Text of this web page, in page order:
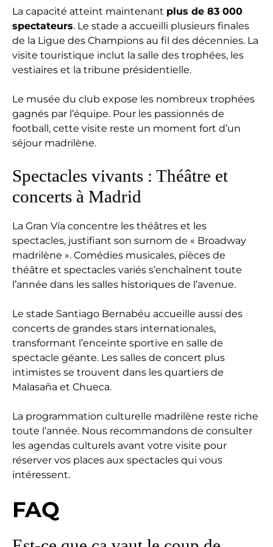
La capacité atteint maintenant plus de 83 000
spectateurs. Le stade a accueilli plusieurs finales
de la Ligue des Champions au fil des décennies. La
visite touristique inclut la salle des trophées, les
vestiaires et la tribune présidentielle.
Le musée du club expose les nombreux trophées
gagnés par l’équipe. Pour les passionnés de
football, cette visite reste un moment fort d’un
séjour madrilène.
Spectacles vivants : Théâtre et
concerts à Madrid
La Gran Vía concentre les théâtres et les
spectacles, justifiant son surnom de « Broadway
madrilène ». Comédies musicales, pièces de
théâtre et spectacles variés s’enchaînent toute
l’année dans les salles historiques de l’avenue.
Le stade Santiago Bernabéu accueille aussi des
concerts de grandes stars internationales,
transformant l’enceinte sportive en salle de
spectacle géante. Les salles de concert plus
intimistes se trouvent dans les quartiers de
Malasaña et Chueca.
La programmation culturelle madrilène reste riche
toute l’année. Nous recommandons de consulter
les agendas culturels avant votre visite pour
réserver vos places aux spectacles qui vous
intéressent.
FAQ